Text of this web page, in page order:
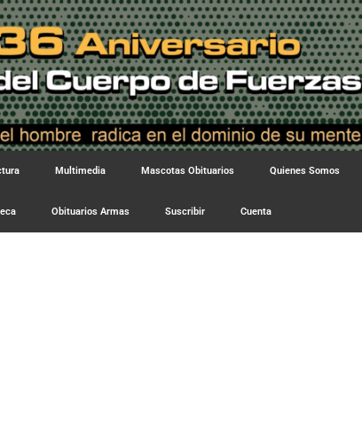
Multimedia Mascotas Obituarios Quienes Somos
Obituarios Armas Suscribir Cuenta